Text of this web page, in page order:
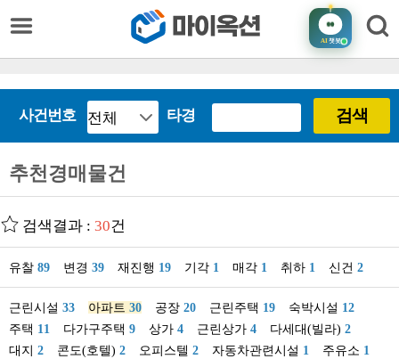
AI챗봇
사건번호 타경 검색
추천경매물건
검색결과 : 30건
유찰 89 변경 39 재진행 19 기각 1 매각 1 취하 1 신건 2
근린시설 33 아파트 30 공장 20 근린주택 19 숙박시설 12
주택 11 다가구주택 9 상가 4 근린상가 4 다세대(빌라) 2
대지 2 콘도(호텔) 2 오피스텔 2 자동차관련시설 1 주유소 1